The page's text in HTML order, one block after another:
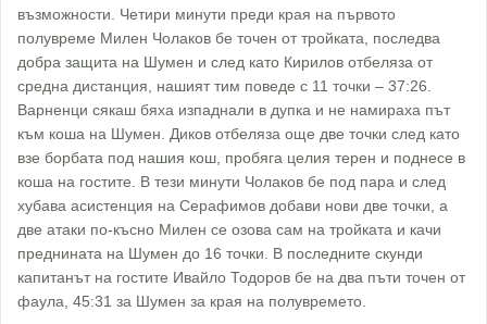
възможности. Четири минути преди края на първото
полувреме Милен Чолаков бе точен от тройката, последва
добра защита на Шумен и след като Кирилов отбеляза от
средна дистанция, нашият тим поведе с 11 точки – 37:26.
Варненци сякаш бяха изпаднали в дупка и не намираха път
към коша на Шумен. Диков отбеляза още две точки след като
взе борбата под нашия кош, пробяга целия терен и поднесе в
коша на гостите. В тези минути Чолаков бе под пара и след
хубава асистенция на Серафимов добави нови две точки, а
две атаки по-късно Милен се озова сам на тройката и качи
преднината на Шумен до 16 точки. В последните скунди
капитанът на гостите Ивайло Тодоров бе на два пъти точен от
фаула, 45:31 за Шумен за края на полувремето.